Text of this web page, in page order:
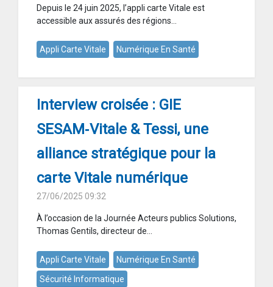
Depuis le 24 juin 2025, l’appli carte Vitale est
accessible aux assurés des régions...
Appli Carte Vitale Numérique En Santé
Interview croisée : GIE
SESAM‑Vitale & Tessi, une
alliance stratégique pour la
carte Vitale numérique
27/06/2025 09:32
À l’occasion de la Journée Acteurs publics Solutions,
Thomas Gentils, directeur de...
Appli Carte Vitale
Numérique En Santé
Sécurité Informatique